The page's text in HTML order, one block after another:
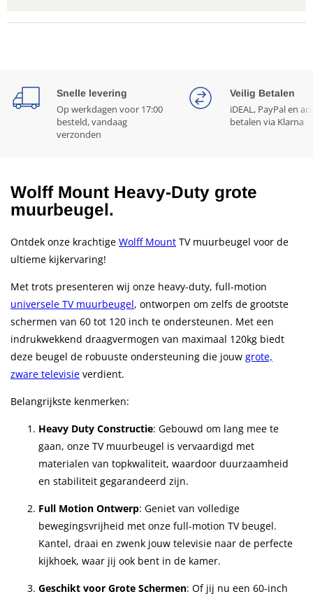
Snelle levering
Op werkdagen voor 17:00
besteld, vandaag
verzonden
Veilig Betalen
iDEAL, PayPal en
betalen via Klarna
Wolff Mount Heavy-Duty grote
muurbeugel.
Ontdek onze krachtige Wolff Mount TV muurbeugel voor de
ultieme kijkervaring!
Met trots presenteren wij onze heavy-duty, full-motion
universele TV muurbeugel, ontworpen om zelfs de grootste
schermen van 60 tot 120 inch te ondersteunen. Met een
indrukwekkend draagvermogen van maximaal 120kg biedt
deze beugel de robuuste ondersteuning die jouw grote,
zware televisie verdient.
Belangrijkste kenmerken:
Heavy Duty Constructie: Gebouwd om lang mee te
gaan, onze TV muurbeugel is vervaardigd met
materialen van topkwaliteit, waardoor duurzaamheid
en stabiliteit gegarandeerd zijn.
Full Motion Ontwerp: Geniet van volledige
bewegingsvrijheid met onze full-motion TV beugel.
Kantel, draai en zwenk jouw televisie naar de perfecte
kijkhoek, waar jij ook bent in de kamer.
Geschikt voor Grote Schermen: Of jij nu een 60-inch